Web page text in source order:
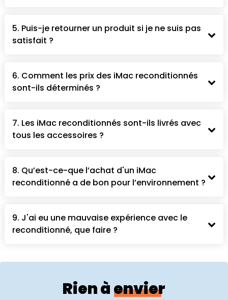
5. Puis-je retourner un produit si je ne suis pas
satisfait ?
6. Comment les prix des iMac reconditionnés
sont-ils déterminés ?
7. Les iMac reconditionnés sont-ils livrés avec
tous les accessoires ?
8. Qu’est-ce-que l’achat d'un iMac
reconditionné a de bon pour l’environnement ?
9. J'ai eu une mauvaise expérience avec le
reconditionné, que faire ?
Rien à envier